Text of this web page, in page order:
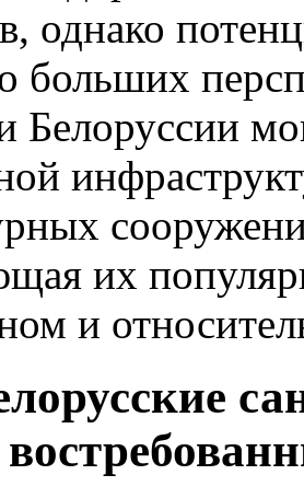
однако
больших
Белоруссии
их
и